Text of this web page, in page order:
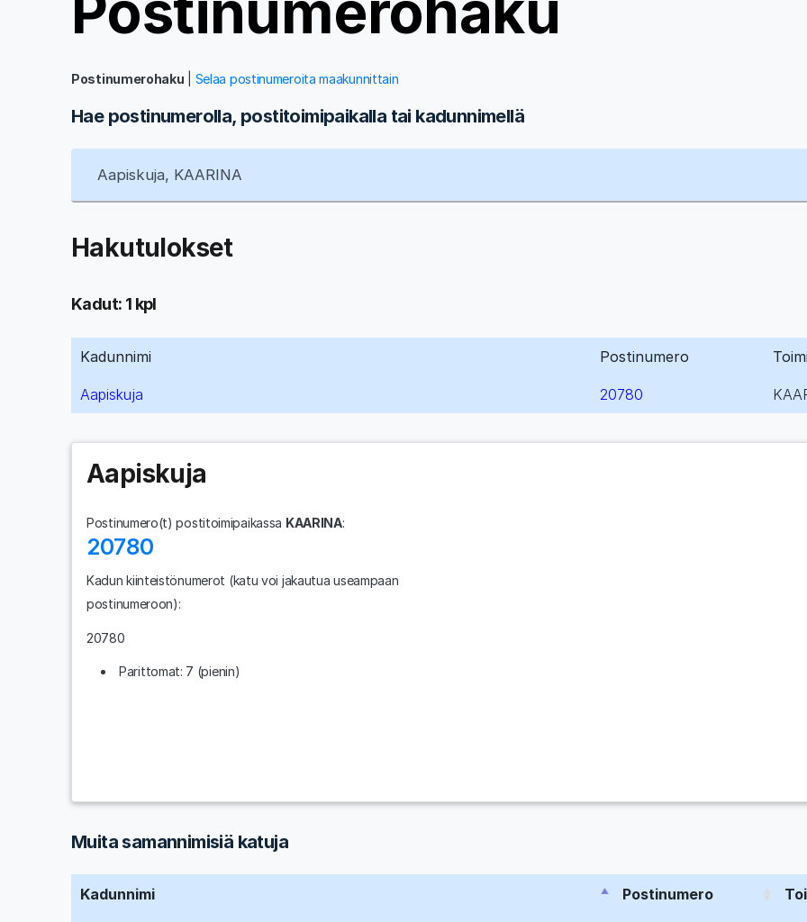
Postinumerohaku Selaa postinumeroita maakunnittain
Hae postinumerolla, postitoimipaikalla tai kadunnimellä
Hakutulokset
Kadut: 1 kpl
Kadunnimi Postinumero
Aapiskuja 20780
Aapiskuja
Postinumero(t) postitoimipaikassa KAARINA:
20780
Kadun kiinteistönumerot (katu voi jakautua useampaan
postinumeroon):
20780
Parittomat: 7 (pienin)
Muita samannimisiä katuja
Kadunnimi Postinumero